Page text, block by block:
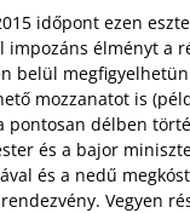
időpont ezen
impozáns élményt a
belül
mozzanatot is
pontosan délben
és a bajor
és a nedű
Vegyen